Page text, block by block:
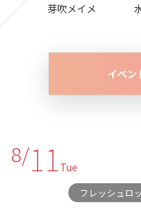
芽吹メイメ
イベン
8/11 Tue
フレッシュロ